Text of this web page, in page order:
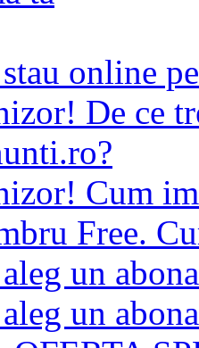
stau online
De ce
Cum
Free.
un
un